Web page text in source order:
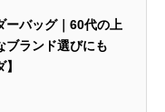
ーバッグ｜60代の上
ブランド選びにも